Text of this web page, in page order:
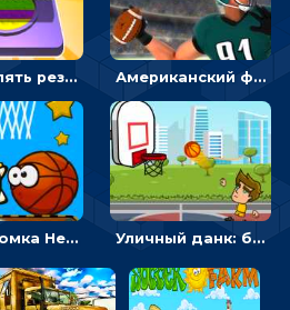
Расставлять резиновые кубики, чтобы делать поп-ит - гиперказуальные Американский футбол 3D: поймай мяч и останови атаку соперника
Головоломка Невероятный баскетбол: проложить путь и отправить мяч в корзину Уличный данк: бросать мяч в баскетбольное кольцо - спортивные